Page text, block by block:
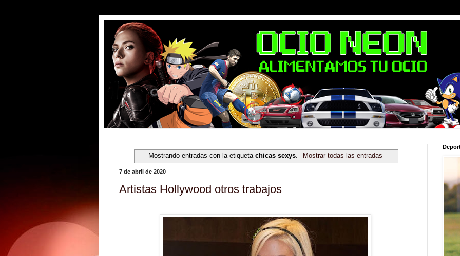
Mostrando entradas con la etiquetachicas sexys Mostrar todas las entradas
7 de abril de 2020
Artistas Hollywood otros trabajos